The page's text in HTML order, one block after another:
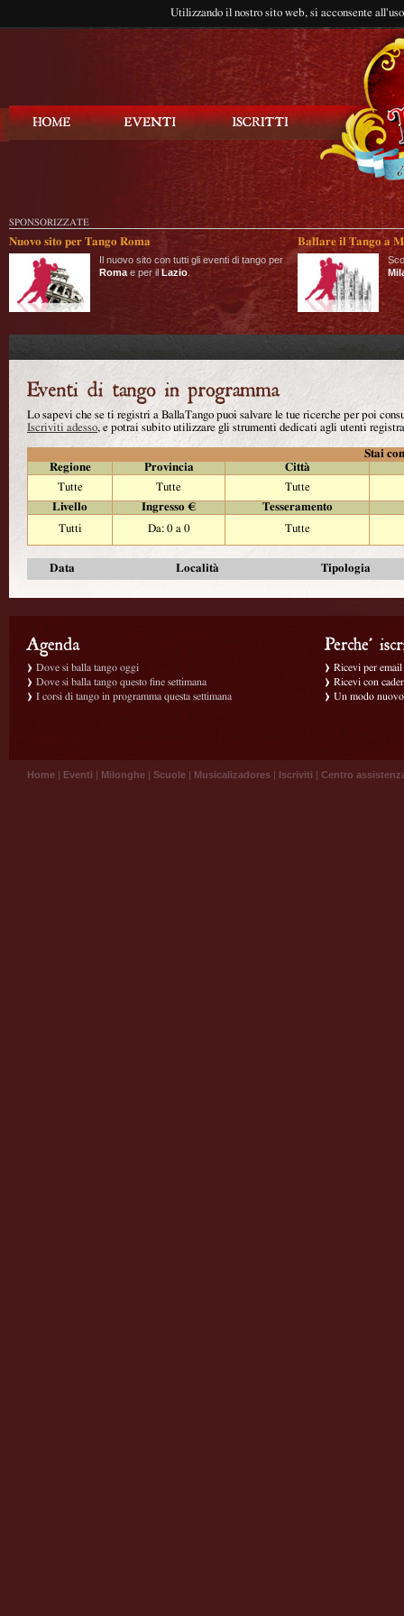
Utilizzando il nostro sito web, si acconsente
SPONSORIZZATE
Nuovo sito per Tango Roma
Il nuovo sito con tutti gli eventi di tango per
Roma e per il Lazio
Ballare il Tango a
Lo sapevi che se ti registri a BallaTango puoi salvare le tue ricerche per poi
Iscriviti adesso, e potrai subito utilizzare gli strumenti dedicati agli utenti
Stai
Regione
Provincia
Città
Tutte
Tutte
Tutte
Livello
Ingresso €
Tesseramento
Tutti
Da: 0 a 0 Tutte
Data Località Tipologia
Dove si balla tango oggi
Dove si balla tango questo fine settimana
I corsi di tango in programma questa settimana
Ricevi per
Ricevi con
Un modo
Home | Eventi | Milonghe | Scuole | Musicalizadores | Iscriviti | Centro